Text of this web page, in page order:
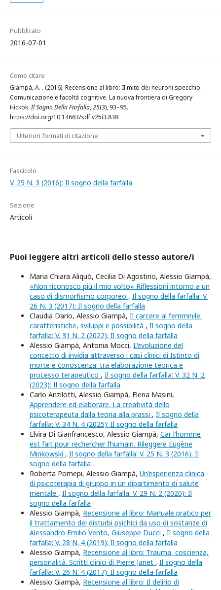
Pubblicato
2016-07-01
Come citare
Giampà, A. . (2016). Recensione al libro: Il mito dei neuroni specchio.
Comunicazione e facoltà cognitive. La nuova frontiera di Gregory
Hickok.Il Sogno Della Farfalla,25(3), 93–95.
https://doi.org/10.14663/sdf.v25i3.838
Ulteriori formati di citazione
Fascicolo
V. 25 N. 3 (2016): Il sogno della farfalla
Sezione
Articoli
Puoi leggere altri articoli dello stesso autore/i
Maria Chiara Aliquò, Cecilia Di Agostino, Alessio Giampà,
«Non riconosco più il mio volto» Riflessioni intorno a un
caso di dismorfismo corporeo , Il sogno della farfalla: V.
26 N. 3 (2017): Il sogno della farfalla
Claudia Dario, Alessio Giampà, Il carcere al femminile:
caratteristiche, sviluppi e possibilità , Il sogno della
farfalla: V. 31 N. 2 (2022): Il sogno della farfalla
Alessio Giampà, Antonia Mocci, L’evoluzione del
concetto di invidia attraverso i casi clinici di Istinto di
morte e conoscenza: tra elaborazione teorica e
processo terapeutico , Il sogno della farfalla: V. 32 N. 2
(2023): Il sogno della farfalla
Carlo Anzilotti, Alessio Giampà, Elena Masini,
Apprendere ed elaborare. La creatività dello
psicoterapeuta dalla teoria alla prassi , Il sogno della
farfalla: V. 34 N. 4 (2025): Il sogno della farfalla
Elvira Di Gianfrancesco, Alessio Giampà, Car l’homme
est fait pour rechercher l’humain. Rileggere Eugène
Minkowski , Il sogno della farfalla: V. 25 N. 3 (2016): Il
sogno della farfalla
Roberta Pomepi, Alessio Giampà, Un’esperienza clinica
di psicoterapia di gruppo in un dipartimento di salute
mentale , Il sogno della farfalla: V. 29 N. 2 (2020): Il
sogno della farfalla
Alessio Giampà, Recensione al libro: Manuale pratico per
il trattamento dei disturbi psichici da uso di sostanze di
Alessandro Emilio Vento, Giuseppe Ducci , Il sogno della
farfalla: V. 28 N. 4 (2019): Il sogno della farfalla
Alessio Giampà, Recensione al libro: Trauma, coscienza,
personalità. Scritti clinici di Pierre Janet , Il sogno della
farfalla: V. 26 N. 4 (2017): Il sogno della farfalla
Alessio Giampà, Recensione al libro: Il delirio di